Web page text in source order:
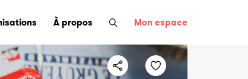
À propos Mon espace